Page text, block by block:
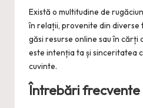
Există o multitudine de
în relații, provenite din diverse
găsi resurse online sau în cărți
este intenția ta și sinceritatea
cuvinte.
Întrebări frecvente